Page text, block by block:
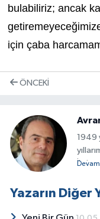
bulabiliriz; ancak
için çaba
ÖNCEKI
1949
ile
Yazarın Diğer